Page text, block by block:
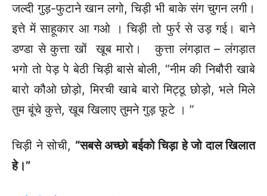
जल्दी गुड़-फुटाने खान लगो, चिड़ी भी बाके संग चुगन लगी।
इत्ते में साहूकार आ गओ । चिड़ी तो फुर्र से उड़ गई। बाने
डण्डा से कुत्ता खों खूब मारो। कुत्ता लंगड़ात – लंगड़ात
भगो तो पेड़ पे बेठी चिड़ी बासे बोली, “नीम की निबौरी खाबे
बारो कौओ छोड़ो, मिरची खाबे बारो मिट्ठू छोड़ो, भले मिले
तुम बूंचे कुत्ते, खूब खिलाए तुमने गुड़ फूटे । ”
चिड़ी ने सोची, “सबसे अच्छो बईको चिड़ा हे जो दाल खिलात
हे।”